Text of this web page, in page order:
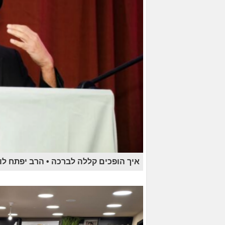
איך הופכים קללה לברכה • הרב יפתח